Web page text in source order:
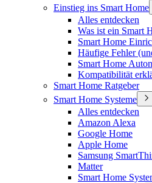
Einstieg ins Smart Home
Alles entdecken
Was ist ein Smart
Smart Home
Häufige Fehler
Smart Home
Kompatibilität
Smart Home Ratgeber
Smart Home Systeme
Alles entdecken
Amazon Alexa
Google Home
Apple Home
Samsung
Matter
Smart Home